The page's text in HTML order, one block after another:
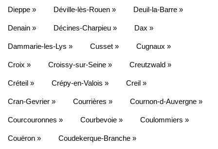
Dieppe » Déville-lès-Rouen » Deuil-la-Barre »
Denain » Décines-Charpieu » Dax »
Dammarie-les-Lys » Cusset » Cugnaux »
Croix » Croissy-sur-Seine » Creutzwald »
Créteil » Crépy-en-Valois » Creil »
Cran-Gevrier » Courrières » Cournon-d-Auvergne »
Courcouronnes » Courbevoie » Coulommiers »
Couëron » Coudekerque-Branche »